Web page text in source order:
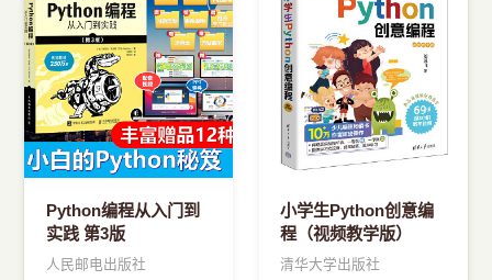
其他资源
Python编程从入门到
实践 第3版
人民邮电出版社
小学生Python创意编
程（视频教学版）
清华大学出版社